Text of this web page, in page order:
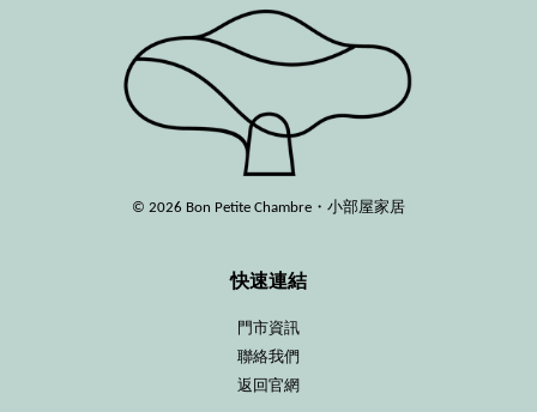
© 2026 Bon Petite Chambre・小部屋家居
快速連結
門市資訊
聯絡我們
返回官網